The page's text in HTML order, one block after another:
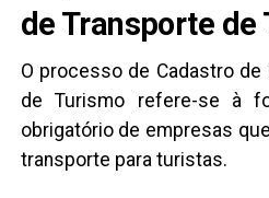
de Transporte de
O processo de Cadastro de
de Turismo refere-se à
obrigatório de empresas
transporte para turistas.